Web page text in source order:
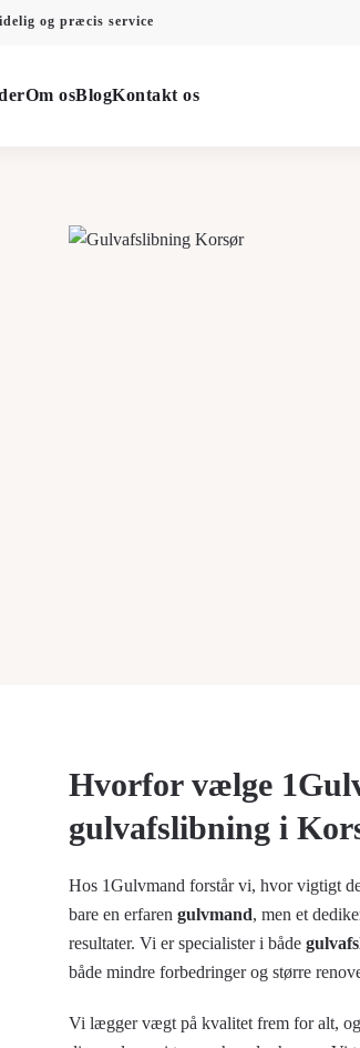
Om osBlogKontakt os
og præcis service
Hvorfor vælge
gulvafslibning i
Hos 1Gulvmand forstår vi, hvor vigtigt
bare en erfaren gulvmand, men et
resultater. Vi er specialister i både
både mindre forbedringer og større
Vi lægger vægt på kvalitet frem for alt,